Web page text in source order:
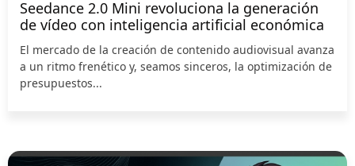
Seedance 2.0 Mini revoluciona la generación
de vídeo con inteligencia artificial económica
El mercado de la creación de contenido audiovisual avanza
a un ritmo frenético y, seamos sinceros, la optimización de
presupuestos...